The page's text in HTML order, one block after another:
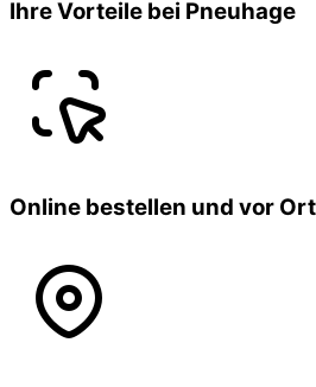
Ihre Vorteile bei Pneuhage
Online bestellen und vor